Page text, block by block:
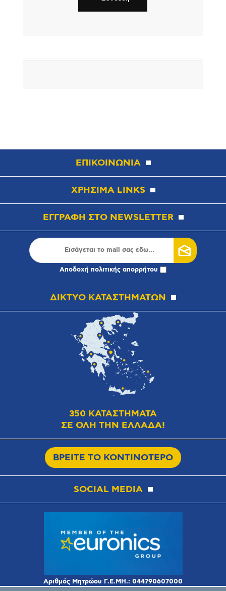
ΕΠΙΚΟΙΝΩΝΙΑ
ΧΡΗΣΙΜΑ LINKS
ΕΓΓΡΑΦΗ ΣΤΟ NEWSLETTER
Αποδοχή πολιτικής απορρήτου
ΔΙΚΤΥΟ ΚΑΤΑΣΤΗΜΑΤΩΝ
350 ΚΑΤΑΣΤΗΜΑΤΑ
ΣΕ ΟΛΗ ΤΗΝ ΕΛΛΑΔΑ!
ΒΡΕΙΤΕ ΤΟ ΚΟΝΤΙΝΟΤΕΡΟ
SOCIAL MEDIA